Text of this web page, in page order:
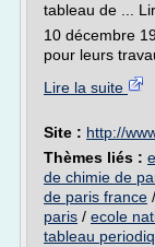
tableau de ...
10 décembre
pour leurs
Lire la suite
Site : http://
Thèmes liés :
de chimie de
de paris france /
paris / ecole
tableau